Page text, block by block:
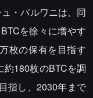
・バルワニは、同
を徐々に増やす
枚の保有を目指す
約180枚のBTCを調
指し、2030年まで